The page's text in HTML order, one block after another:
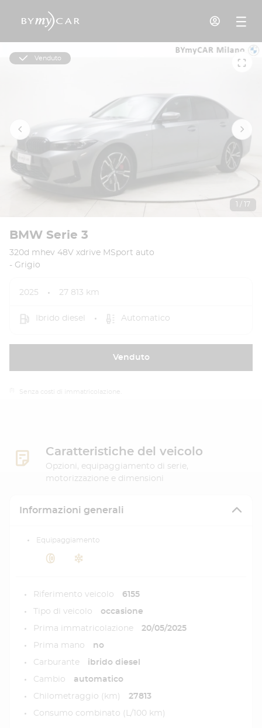
Venduto
1 / 17
BMW Serie 3
320d mhev 48V xdrive MSport auto
- Grigio
2025 27 813 km
Ibrido diesel Automatico
Venduto
(1) Senza costi di immatricolazione.
Caratteristiche del veicolo
Opzioni, equipaggiamento di serie,
motorizzazione e dimensioni
Informazioni generali
Equipaggiamento
Riferimento veicolo 6155
Tipo di veicolo occasione
Prima immatricolazione 20/05/2025
Prima mano no
Carburante ibrido diesel
Cambio automatico
Chilometraggio (km) 27813
Consumo combinato (L/100 km)